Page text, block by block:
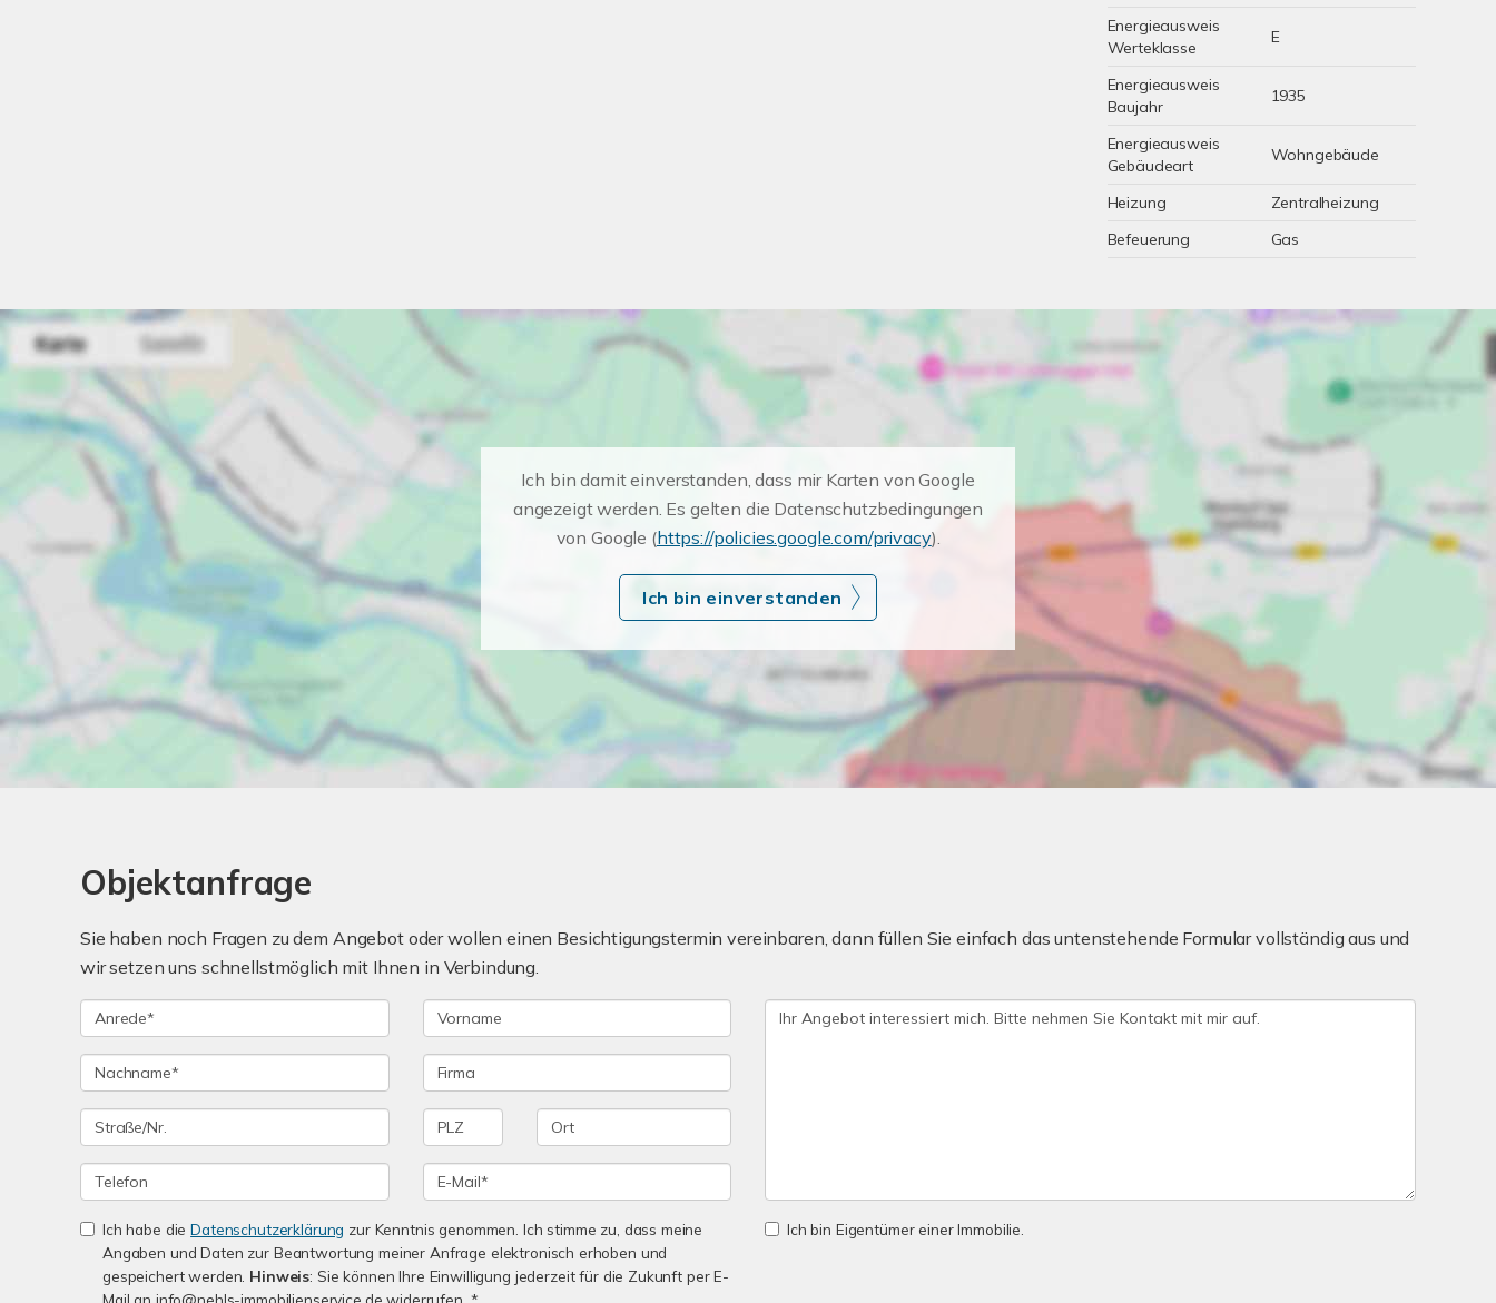
Energieausweis
Werteklasse
E
Energieausweis
Baujahr
1935
Energieausweis
Gebäudeart
Wohngebäude
Heizung
Zentralheizung
Befeuerung
Gas
Ich bin damit einverstanden, dass mir Karten von Google
angezeigt werden. Es gelten die Datenschutzbedingungen
von Google (https://policies.google.com/privacy).
Ich bin einverstanden
Objektanfrage
Sie haben noch Fragen zu dem Angebot oder wollen einen Besichtigungstermin vereinbaren, dann füllen Sie einfach das untenstehende Formular vollständig aus und
wir setzen uns schnellstmöglich mit Ihnen in Verbindung.
Ich habe dieDatenschutzerklärung zur Kenntnis genommen. Ich stimme zu, dass meine
Angaben und Daten zur Beantwortung meiner Anfrage elektronisch erhoben und
gespeichert werden. Hinweis: Sie können Ihre Einwilligung jederzeit für die Zukunft per E-
Mail an info@nehls-immobilienservice.de widerrufen. *
Ich bin Eigentümer einer Immobilie.